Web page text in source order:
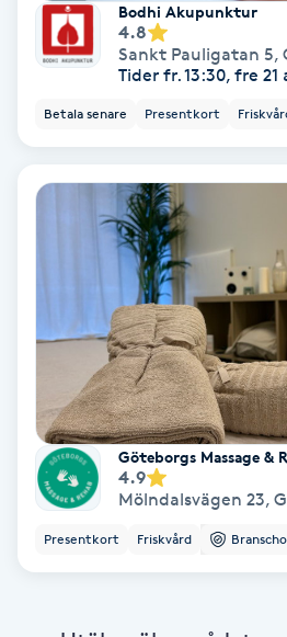
Kinesiologi
Klangmassage
Klippning & Slingor
Klippning ungdom
Koppningsmassage
Bodhi Akupunktur
4.8
Sankt Pauligatan 5,
Tider fr. 13:30, fre 21
Betala senare Presentkort
Göteborgs Massage &
4.9
Mölndalsvägen 23,
Presentkort Friskvård